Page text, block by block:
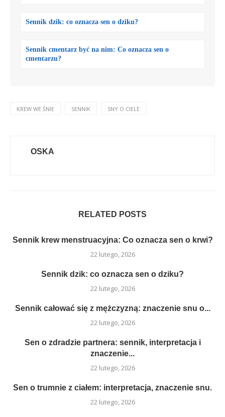
Sennik dzik: co oznacza sen o dziku?
Sennik cmentarz być na nim: Co oznacza sen o
cmentarzu?
KREW WE ŚNIE SENNIK SNY O CIELE
OSKA
RELATED POSTS
Sennik krew menstruacyjna: Co oznacza sen o krwi?
22 lutego, 2026
Sennik dzik: co oznacza sen o dziku?
22 lutego, 2026
Sennik całować się z mężczyzną: znaczenie snu o...
22 lutego, 2026
Sen o zdradzie partnera: sennik, interpretacja i
znaczenie...
22 lutego, 2026
Sen o trumnie z ciałem: interpretacja, znaczenie snu.
22 lutego, 2026